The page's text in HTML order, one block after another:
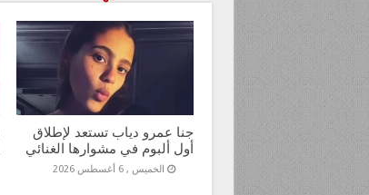
جنا عمرو دياب تستعد لإطلاق
أول ألبوم في مشوارها الغنائي
الخميس , 6 أغسطس 2026